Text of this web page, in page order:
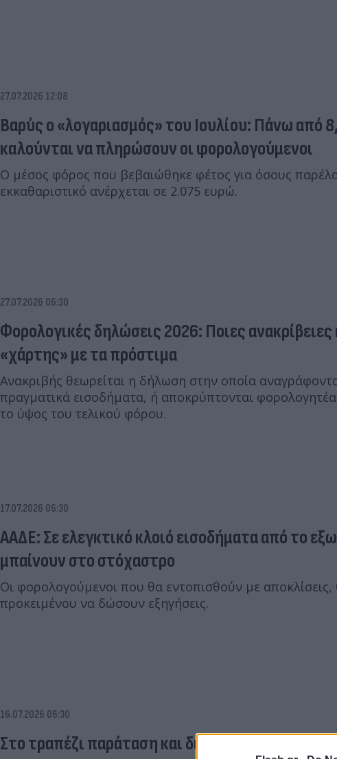
27.07.2026 12:08
Βαρύς ο «λογαριασμός» του Ιουλίου: Πάνω από
καλούνται να πληρώσουν οι φορολογούμενοι
Ο μέσος φόρος που βεβαιώθηκε φέτος για όσους
εκκαθαριστικό ανέρχεται σε 2.075 ευρώ.
27.07.2026 06:30
Φορολογικές δηλώσεις 2026: Ποιες
«χάρτης» με τα πρόστιμα
Ανακριβής θεωρείται η δήλωση στην οποία
πραγματικά εισοδήματα, ή αποκρύπτονται
το ύψος του τελικού φόρου.
17.07.2026 06:30
ΑΑΔΕ: Σε ελεγκτικό κλοιό εισοδήματα από το
μπαίνουν στο στόχαστρο
Οι φορολογούμενοι που θα εντοπισθούν με αποκλίσεις,
προκειμένου να δώσουν εξηγήσεις.
16.07.2026 06:30
Στο τραπέζι παράταση και διεύρυνση των